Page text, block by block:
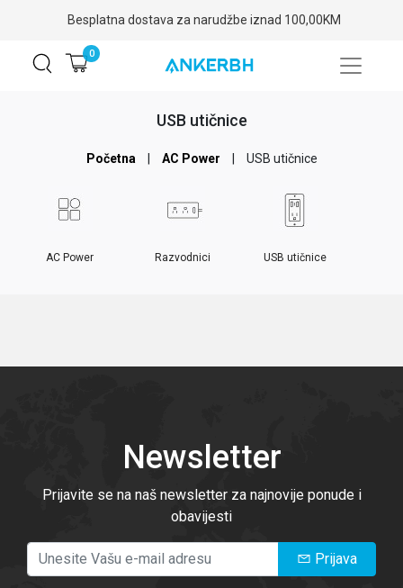
Besplatna dostava za narudžbe iznad 100,00KM
0
USB utičnice
Početna AC Power USB utičnice
AC Power Razvodnici USB utičnice
Newsletter
Prijavite se na naš newsletter za najnovije ponude i
obavijesti
Prijava